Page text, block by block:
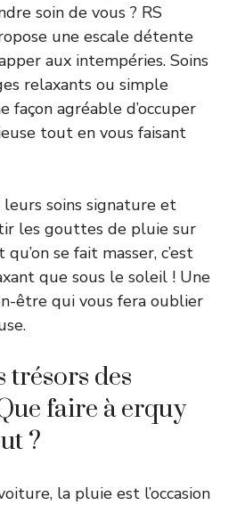
soin de vous ? RS
une escale détente
aux intempéries. Soins
relaxants ou simple
façon agréable d’occuper
tout en vous faisant
soins signature et
les gouttes de pluie sur
se fait masser, c’est
que sous le soleil ! Une
être qui vous fera oublier
trésors des
faire à erquy
?
la pluie est l’occasion